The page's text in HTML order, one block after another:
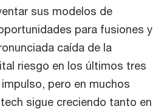
sus modelos de
para fusiones y
caída de la
riesgo en los últimos tres
pero en muchos
sigue creciendo tanto en